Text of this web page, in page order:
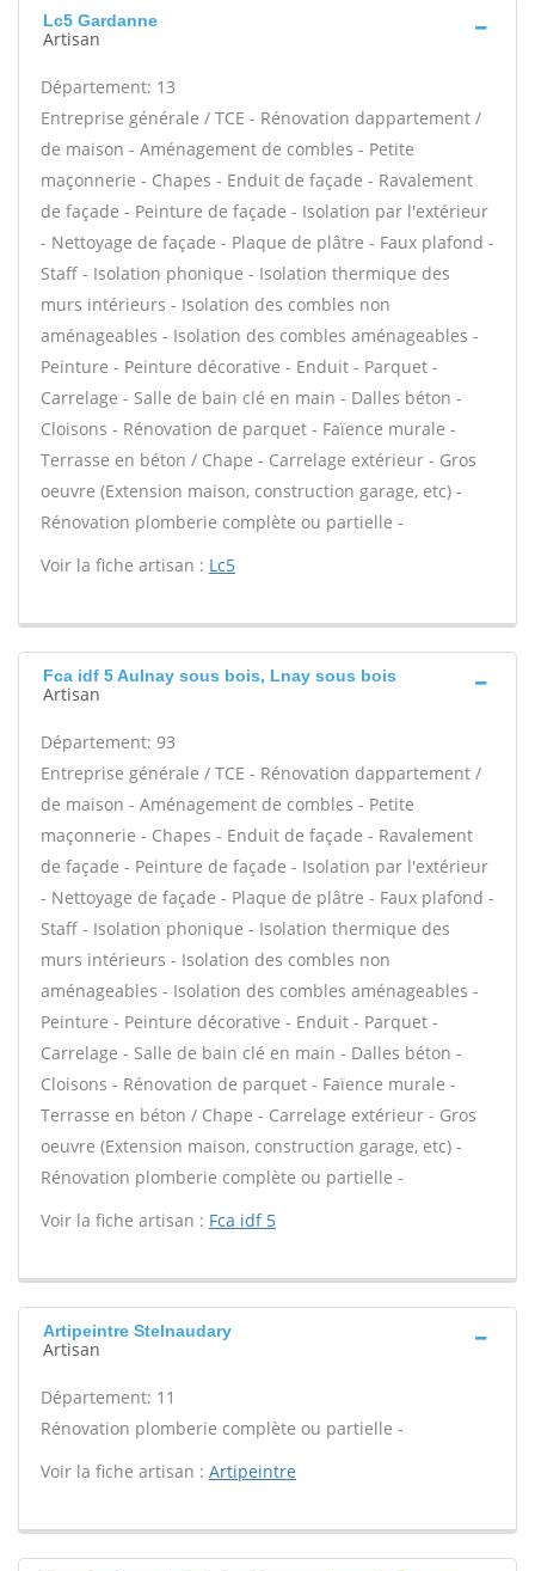
Lc5 Gardanne
Artisan
Département: 13
Entreprise générale / TCE - Rénovation dappartement /
de maison - Aménagement de combles - Petite
maçonnerie - Chapes - Enduit de façade - Ravalement
de façade - Peinture de façade - Isolation par l'extérieur
- Nettoyage de façade - Plaque de plâtre - Faux plafond -
Staff - Isolation phonique - Isolation thermique des
murs intérieurs - Isolation des combles non
aménageables - Isolation des combles aménageables -
Peinture - Peinture décorative - Enduit - Parquet -
Carrelage - Salle de bain clé en main - Dalles béton -
Cloisons - Rénovation de parquet - Faïence murale -
Terrasse en béton / Chape - Carrelage extérieur - Gros
oeuvre (Extension maison, construction garage, etc) -
Rénovation plomberie complète ou partielle -
Voir la fiche artisan : Lc5
Fca idf 5 Aulnay sous bois, Lnay sous bois
Artisan
Département: 93
Entreprise générale / TCE - Rénovation dappartement /
de maison - Aménagement de combles - Petite
maçonnerie - Chapes - Enduit de façade - Ravalement
de façade - Peinture de façade - Isolation par l'extérieur
- Nettoyage de façade - Plaque de plâtre - Faux plafond -
Staff - Isolation phonique - Isolation thermique des
murs intérieurs - Isolation des combles non
aménageables - Isolation des combles aménageables -
Peinture - Peinture décorative - Enduit - Parquet -
Carrelage - Salle de bain clé en main - Dalles béton -
Cloisons - Rénovation de parquet - Faïence murale -
Terrasse en béton / Chape - Carrelage extérieur - Gros
oeuvre (Extension maison, construction garage, etc) -
Rénovation plomberie complète ou partielle -
Voir la fiche artisan : Fca idf 5
Artipeintre Stelnaudary
Artisan
Département: 11
Rénovation plomberie complète ou partielle -
Voir la fiche artisan : Artipeintre